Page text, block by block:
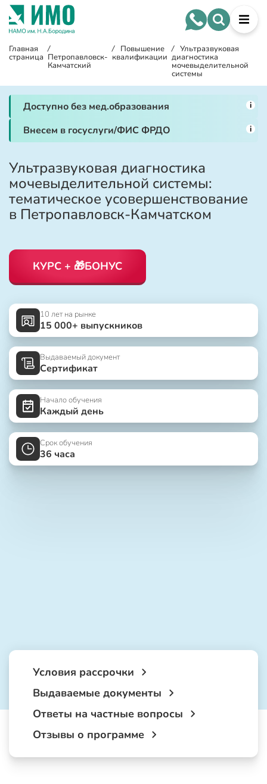
Главная
страница
/
Петропавловск-
Камчатский
/ Повышение
квалификации
/ Ультразвуковая
диагностика
мочевыделительной
системы
Доступно без мед.образования i
Внесем в госуслуги/ФИС ФРДО i
Ультразвуковая диагностика
мочевыделительной системы:
тематическое усовершенствование
в Петропавловск-Камчатском
КУРС + 🎁БОНУС
10 лет на рынке
15 000+ выпускников
Выдаваемый документ
Сертификат
Начало обучения
Каждый день
Срок обучения
36 часа
Условия рассрочки
Выдаваемые документы
Ответы на частные вопросы
Отзывы о программе